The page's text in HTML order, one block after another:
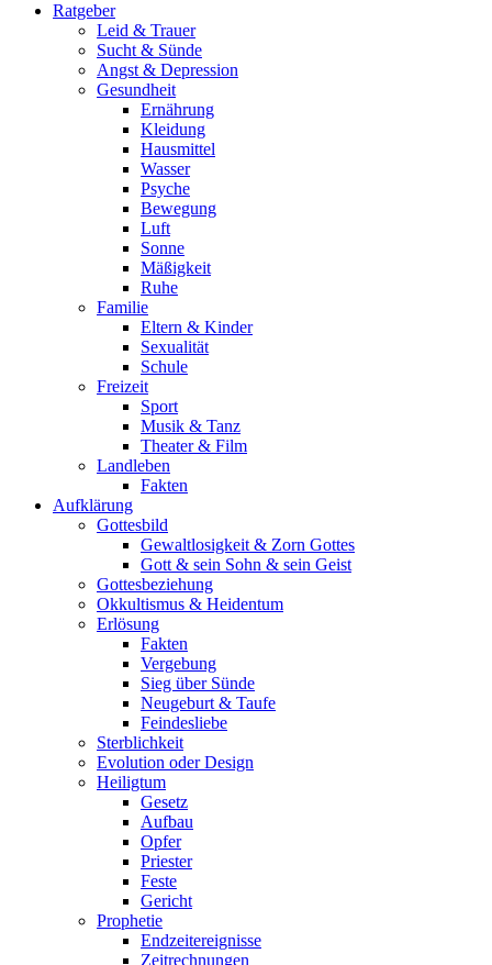
Ratgeber
Leid & Trauer
Sucht & Sünde
Angst & Depression
Gesundheit
Ernährung
Kleidung
Hausmittel
Wasser
Psyche
Bewegung
Luft
Sonne
Mäßigkeit
Ruhe
Familie
Eltern & Kinder
Sexualität
Schule
Freizeit
Sport
Musik & Tanz
Theater & Film
Landleben
Fakten
Aufklärung
Gottesbild
Gewaltlosigkeit & Zorn Gottes
Gott & sein Sohn & sein Geist
Gottesbeziehung
Okkultismus & Heidentum
Erlösung
Fakten
Vergebung
Sieg über Sünde
Neugeburt & Taufe
Feindesliebe
Sterblichkeit
Evolution oder Design
Heiligtum
Gesetz
Aufbau
Opfer
Priester
Feste
Gericht
Prophetie
Endzeitereignisse
Zeitrechnungen